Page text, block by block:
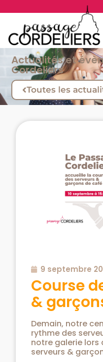
Actualités et
Cordeliers
Toutes les
9 septembre
Course
&
Demain, notre
rythme des
notre galerie lors
serveurs &